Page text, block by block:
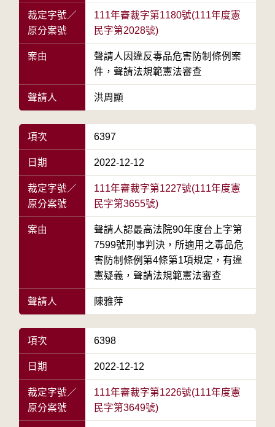
裁定字號／
原分案號
111年審裁字第1180號(111年度憲
民字第2028號)
案由
聲請人因違反毒品危害防制條例案
件，聲請法規範憲法審查
聲請人 洪周顯
項次 6397
日期 2022-12-12
裁定字號／
原分案號
111年審裁字第1227號(111年度憲
民字第3655號)
案由
聲請人認最高法院90年度台上字第
7599號刑事判決，所適用之毒品危
害防制條例第4條第1項規定，有違
憲疑義，聲請法規範憲法審查
聲請人 陳雅萍
項次 6398
日期 2022-12-12
裁定字號／
原分案號
111年審裁字第1226號(111年度憲
民字第3649號)